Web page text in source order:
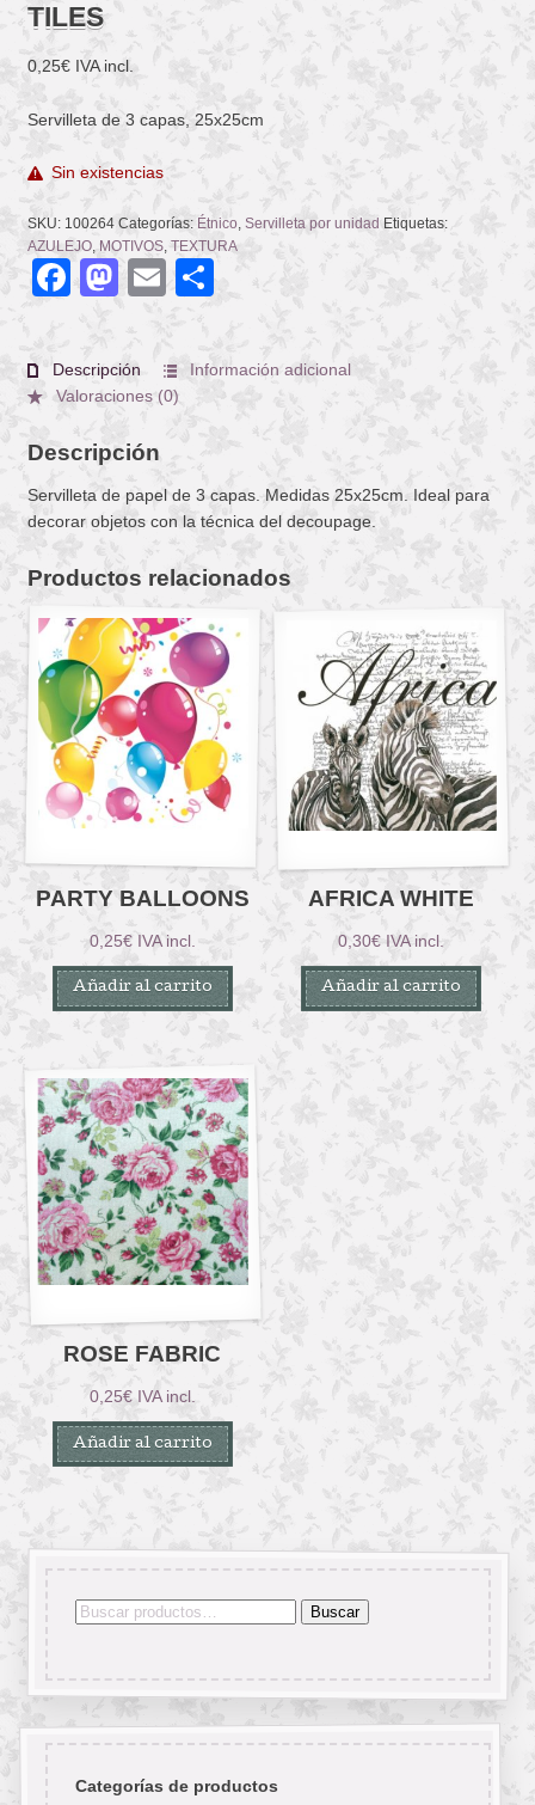
TILES
0,25€ IVA incl.
Servilleta de 3 capas, 25x25cm
Sin existencias
SKU: 100264 Categorías: Étnico, Servilleta por unidad Etiquetas:
AZULEJO, MOTIVOS, TEXTURA
Facebook
Mastodon
Email
Descripción
Información adicional
Valoraciones (0)
Descripción
Servilleta de papel de 3 capas. Medidas 25x25cm. Ideal para
decorar objetos con la técnica del decoupage.
Productos relacionados
PARTY BALLOONS
0,25€ IVA incl.
Añadir al carrito
AFRICA WHITE
0,30€ IVA incl.
Añadir al carrito
ROSE FABRIC
0,25€ IVA incl.
Añadir al carrito
Buscar
Buscar
Categorías de productos